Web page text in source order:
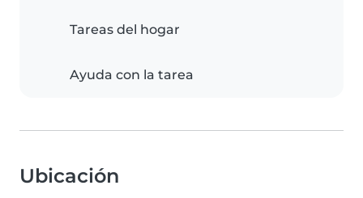
Tareas del hogar
Ayuda con la tarea
Ubicación